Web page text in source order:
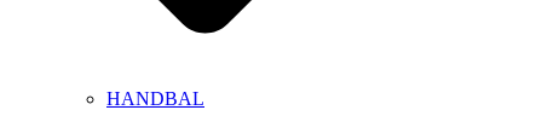
HANDBAL